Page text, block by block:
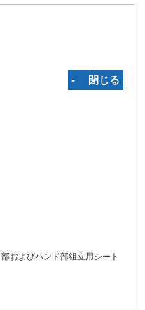
‐ 閉じる
およびハンド部組立用シート